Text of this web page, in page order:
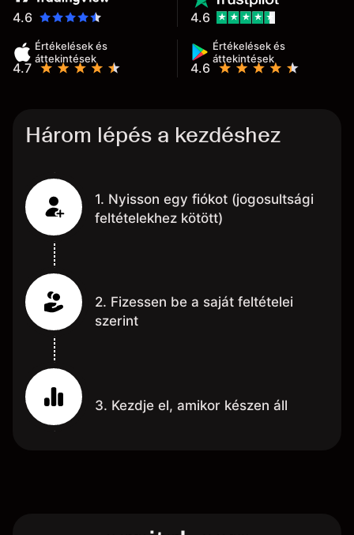
4.6
Értékelések és
áttekintések
4.7
Értékelések és
áttekintések
4.6
4.6
Három lépés a kezdéshez
1. Nyisson egy fiókot (jogosultsági
feltételekhez kötött)
2. Fizessen be a saját feltételei
szerint
3. Kezdje el, amikor készen áll